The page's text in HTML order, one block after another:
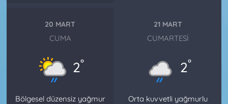
20 MART
CUMA
2°
Bölgesel düzensiz yağmur
21 MART
CUMARTESI
2°
Orta kuvvetli yağmurlu